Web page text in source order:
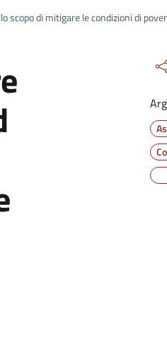
di mitigare le condizioni di